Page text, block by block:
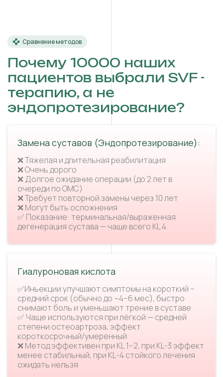
Сравнение методов
Почему 10000 наших
пациентов выбрали SVF -
терапию, а не
эндопротезирование?
Замена суставов (Эндопротезирование):
❌ Тяжелая и длительная реабилитация
❌ Очень дорого
❌ Долгое ожидание операции (до 2 лет в
очереди по ОМС)
❌ Требует повторной замены через 10 лет
❌ Могут быть осложнения
✅ Показание: терминальная/выраженная
дегенерация сустава — чаще всего KL 4
Гиалуроновая кислота
✅Инъекции улучшают симптомы на короткий –
средний срок (обычно до ~4–6 мес), быстро
снимают боль и уменьшают трение в суставе
✅ Чаще используются при лёгкой — средней
степени остеоартроза, эффект
короткосрочный/умеренный
❌ Метод эффективен при KL 1–2, при KL-3 эффект
менее стабильный, при KL-4 стойкого лечения
ожидать нельзя